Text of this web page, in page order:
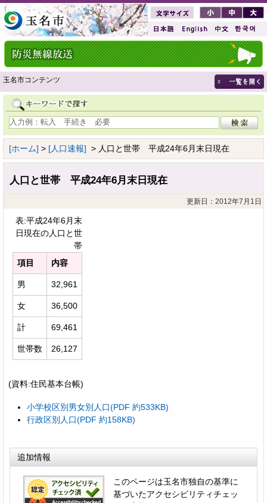
玉名市コンテンツ
[ホーム] > [人口速報] > 人口と世帯 平成24年6月末日現在
人口と世帯 平成24年6月末日現在
更新日：2012年7月1日
表:平成24年6月末
日現在の人口と世
帯
項目
内容
男 32,961
女 36,500
計 69,461
世帯数 26,127
(資料:住民基本台帳)
小学校区別男女別人口(PDF 約533KB)
行政区別人口(PDF 約158KB)
追加情報
このページは玉名市独自の基準に
基づいたアクセシビリティチェッ